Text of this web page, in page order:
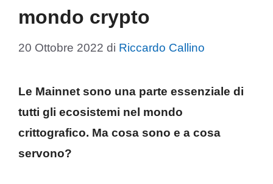
mondo crypto
20 Ottobre 2022 di Riccardo Callino
Le Mainnet sono una parte essenziale di
tutti gli ecosistemi nel mondo
crittografico. Ma cosa sono e a cosa
servono?